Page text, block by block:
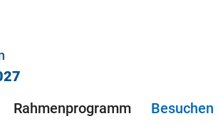
Rahmenprogramm Besuchen